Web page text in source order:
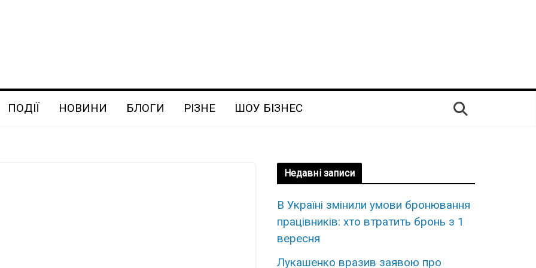
ПОДІЇ НОВИНИ БЛОГИ РІЗНЕ ШОУ БІЗНЕС
Недавні записи
В Україні змінили умови бронювання
працівників: хто втратить бронь з 1
вересня
Лукашенко вразив заявою про